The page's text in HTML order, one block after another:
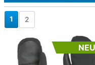
1 2
NEU